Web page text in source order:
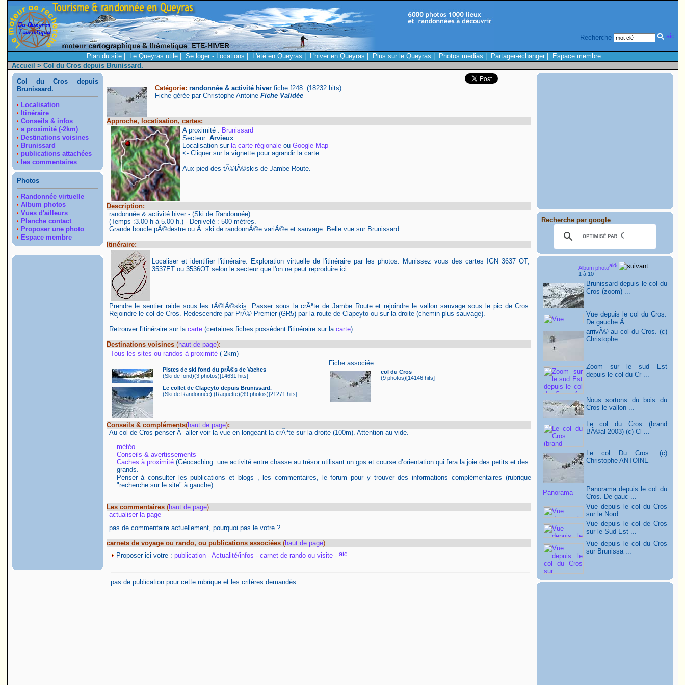
Recherche
Plan du site| Le Queyras utile| Se loger - Locations L'été en Queyras L'hiver en Queyras Plus sur le Queyras Photos medias Partager-échanger|
Espace membre
Accueil > Col du Cros depuis Brunissard.
Col du Cros depuis
Brunissard.
Localisation
Itinéraire
Conseils & infos
a proximité (-2km)
Destinations voisines
Brunissard
publications attachées
les commentaires
Photos
Randonnée virtuelle
Album photos
Vues d'ailleurs
Planche contact
Proposer une photo
Espace membre
Catégorie: randonnée & activité hiver fiche f248 (18232 hits)
Fiche gérée par Christophe Antoine Fiche Validée
Approche, locatisation, cartes:
A proximité : Brunissard
Secteur: Arvieux
Localisation sur la carte régionaleou Google Map
<- Cliquer sur la vignette pour agrandir la carte
Aux pied des tÃ©lÃ©skis de Jambe Route.
Description:
randonnée & activité hiver - (Ski de Randonnée)
(Temps :3.00 h à 5.00 h.) - Denivelé : 500 mètres.
Grande boucle pÃ©destre ou Ã ski de randonnÃ©e variÃ©e et sauvage. Belle vue sur Brunissard
Itinéraire:
Localiser et identifier l'itinéraire. Exploration virtuelle de l'itinéraire par les photos. Munissez vous des cartes IGN 3637 OT,
3537ET ou 3536OT selon le secteur que l'on ne peut reproduire ici.
Prendre le sentier raide sous les tÃ©lÃ©skis. Passer sous la crÃªte de Jambe Route et rejoindre le vallon sauvage sous le pic de Cros.
Rejoindre le col de Cros. Redescendre par PrÃ© Premier (GR5) par la route de Clapeyto ou sur la droite (chemin plus sauvage).
Retrouver l'itinéraire sur la carte(certaines fiches possèdent l'itinéraire sur la carte).
Destinations voisines(haut de page):
Tous les sites ou randos à proximité (-2km)
Pistes de ski fond du prÃ©s de Vaches
(Ski de fond)(3 photos)[14631 hits]
Le collet de Clapeyto depuis Brunissard.
(Ski de Randonnée),(Raquette)(39 photos)[21271 hits]
Fiche associée :
col du Cros
(9 photos)[14146 hits]
Conseils & compléments(haut de page):
Au col de Cros penser Ã aller voir la vue en longeant la crÃªte sur la droite (100m). Attention au vide.
météo
Conseils & avertissements
Caches à proximité(Géocaching: une activité entre chasse au trésor utilisant un gps et course d’orientation qui fera la joie des petits et des
grands.
Penser à consulter les publications et blogs , les commentaires, le forum pour y trouver des informations complémentaires (rubrique
"recherche sur le site" à gauche)
Les commentaires(haut de page):
actualiser la page
pas de commentaire actuellement, pourquoi pas le votre ?
carnets de voyage ou rando, ou publications associées(haut de page):
Proposer ici votre : publication- Actualité/infos - carnet de rando ou visite-
pas de publication pour cette rubrique et les critères demandés
Recherche par google
Album photo
1 à 10
Brunissard depuis le col du
Cros (zoom) ...
Vue depuis le col du Cros.
De gauche Ã ...
arrivÃ© au col du Cros. (c)
Christophe ...
Zoom sur le sud Est
depuis le col du Cr ...
Nous sortons du bois du
Cros le vallon ...
Le col du Cros (brand
BÃ©al 2003) (c) Cl ...
Le col Du Cros. (c)
Christophe ANTOINE
Panorama depuis le col du
Cros. De gauc ...
Vue depuis le col du Cros
sur le Nord. ...
Vue depuis le col de Cros
sur le Sud Est ...
Vue depuis le col du Cros
sur Brunissa ...